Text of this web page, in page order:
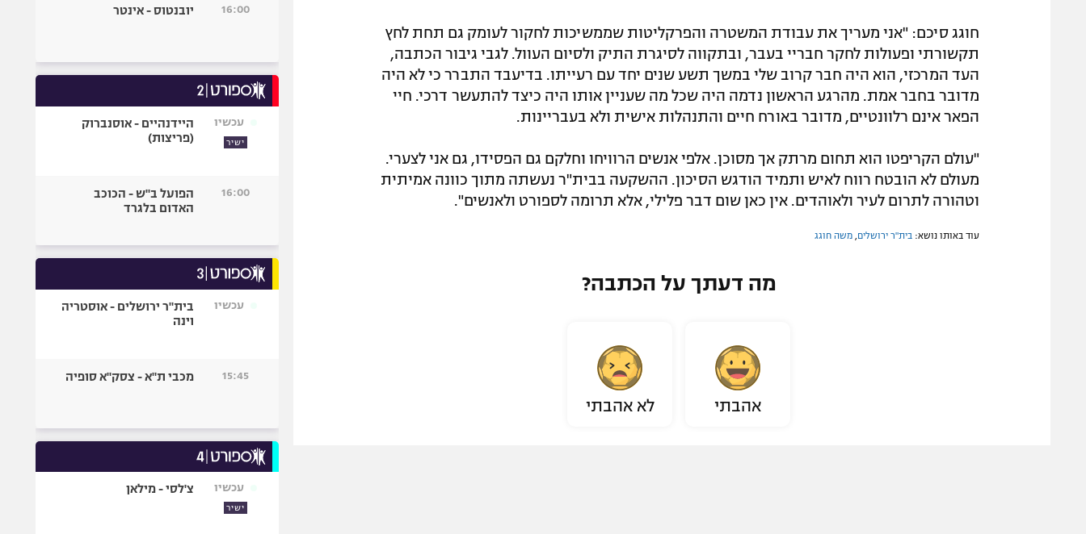
חוגג סיכם: "אני מעריך את עבודת המשטרה והפרקליטות שממשיכות לחקור לעומק גם תחת לחץ
תקשורתי ופעולות לחקר חבריי בעבר, ובתקווה לסיגרת התיק ולסיום העוול. לגבי גיבור הכתבה,
העד המרכזי, הוא היה חבר קרוב שלי במשך תשע שנים יחד עם רעייתו. בדיעבד התברר כי לא היה
מדובר בחבר אמת. מהרגע הראשון נדמה היה שכל מה שעניין אותו היה כיצד להתעשר דרכי. חיי
הפאר אינם רלוונטיים, מדובר באורח חיים והתנהלות אישית ולא בעבריינות.
"עולם הקריפטו הוא תחום מרתק אך מסוכן. אלפי אנשים הרוויחו וחלקם גם הפסידו, גם אני לצערי.
מעולם לא הובטח רווח לאיש ותמיד הודגש הסיכון. ההשקעה בבית"ר נעשתה מתוך כוונה אמיתית
וטהורה לתרום לעיר ולאוהדים. אין כאן שום דבר פלילי, אלא תרומה לספורט ולאנשים".
עוד באותו נושא: בית"ר ירושלים משה חוגג
מה דעתך על הכתבה?
אהבתי לא אהבתי
16:00 יובנטוס - אינטר
עכשיו
ישיר
היידנהיים - אוסנברוק
(פריצות)
16:00
הפועל ב"ש - הכוכב
האדום בלגרד
עכשיו
בית"ר ירושלים - אוסטריה
וינה
15:45 מכבי ת"א - צסק"א סופיה
עכשיו
ישיר
צ'לסי - מילאן